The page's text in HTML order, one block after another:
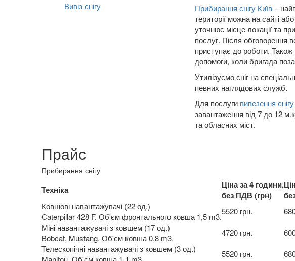
Вивіз снігу Прибирання снігу Київ–
території можна на сайті
уточнює місце локації та
послуг. Після обговорення
приступає до роботи.
допомоги, коли бригада
Утилізуємо сніг на
певних наглядових служб.
Для послуги вивезення
завантаження від 7 до 12
та обласних міст.
Прайс
Прибирання снігу
Техніка
Ціна за 4 години,
без ПДВ (грн)
Ковшові навантажувачі (22 од.)
Caterpillar 428 F. Об'єм фронтального ковша 1,5 m3.
5520 грн.
Міні навантажувачі з ковшем (17 од.)
Bobcat, Mustang. Об'єм ковша 0,8 m3.
4720 грн.
Телескопічні навантажувачі з ковшем (3 од.)
5520 грн.